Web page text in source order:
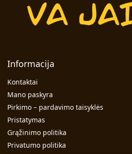
Informacija
Kontaktai
Mano paskyra
Pirkimo – pardavimo taisyklės
Pristatymas
Grąžinimo politika
Privatumo politika